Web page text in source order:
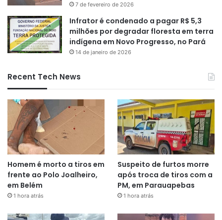
7 de fevereiro de 2026
Infrator é condenado a pagar R$ 5,3
milhões por degradar floresta em terra
indígena em Novo Progresso, no Pará
14 de janeiro de 2026
Recent Tech News
Homem é morto a tiros em
frente ao Polo Joalheiro,
em Belém
1 hora atrás
Suspeito de furtos morre
após troca de tiros com a
PM, em Parauapebas
1 hora atrás